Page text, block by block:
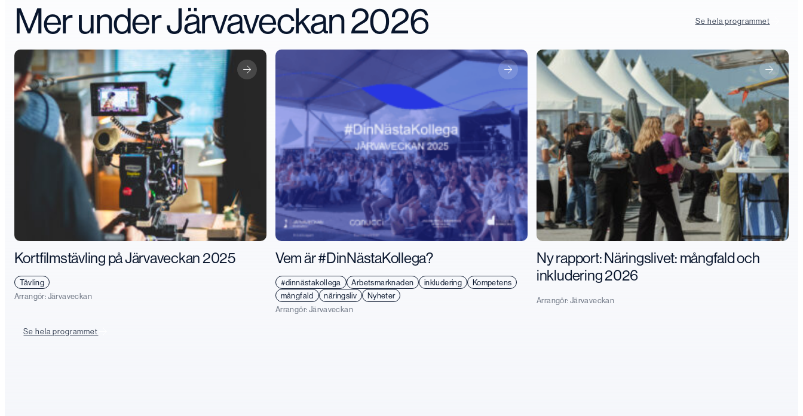
Mer under Järvaveckan 2026 Se hela programmet
Kortfilmstävling på Järvaveckan 2025
Tävling
Arrangör: Järvaveckan
Vem är #DinNästaKollega?
#dinnästakollega Arbetsmarknaden inkludering
Kompetens
mångfald
näringsliv
Nyheter
Arrangör: Järvaveckan
Ny rapport: Näringslivet: mångfald och
inkludering 2026
Arrangör: Järvaveckan
Se hela programmet